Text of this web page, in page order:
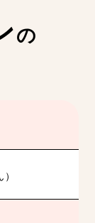
の